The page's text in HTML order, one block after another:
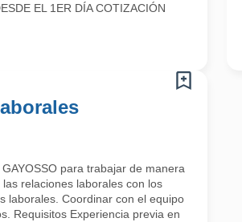
EL 1ER DÍA COTIZACIÓN
para trabajar de manera
relaciones laborales con los
laborales. Coordinar con el equipo
Requisitos Experiencia previa en